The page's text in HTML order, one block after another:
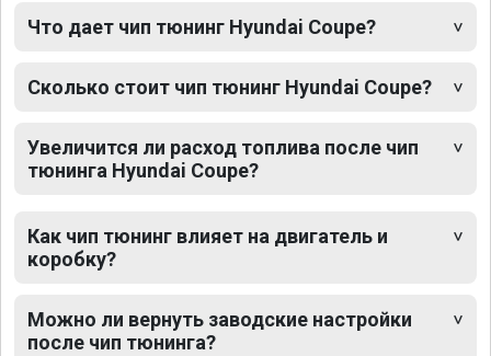
Что дает чип тюнинг Hyundai Coupe?
Сколько стоит чип тюнинг Hyundai Coupe?
Увеличится ли расход топлива после чип
тюнинга Hyundai Coupe?
Как чип тюнинг влияет на двигатель и
коробку?
Можно ли вернуть заводские настройки
после чип тюнинга?